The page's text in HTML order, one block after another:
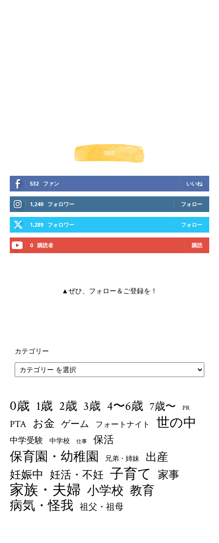
SNS
532 ファン いいね
1,249 フォロワー フォロー
1,289 フォロワー フォロー
0 購読者 購読
▲ぜひ、フォロー＆ご登録を！
カテゴリー
0歳 1歳 2歳 3歳 4〜6歳 7歳〜 PR
PTA お金 ゲーム フォートナイト 世の中
中学受験 中学校 仕事 保活
保育園・幼稚園 兄弟・姉妹 出産
妊娠中 妊活・不妊 子育て 家事
家族・夫婦 小学校 教育
病気・怪我 祖父・祖母